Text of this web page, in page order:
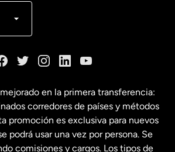
Français
Unidos English
en la primera transferencia:
corredores de países y métodos
promoción es exclusiva para nuevos
podrá usar una vez por persona. Se
comisiones y cargos. Los tipos de